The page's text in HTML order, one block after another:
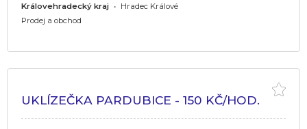
Královehradecký kraj • Hradec Králové
Prodej a obchod
UKLÍZEČKA PARDUBICE - 150 KČ/HOD.